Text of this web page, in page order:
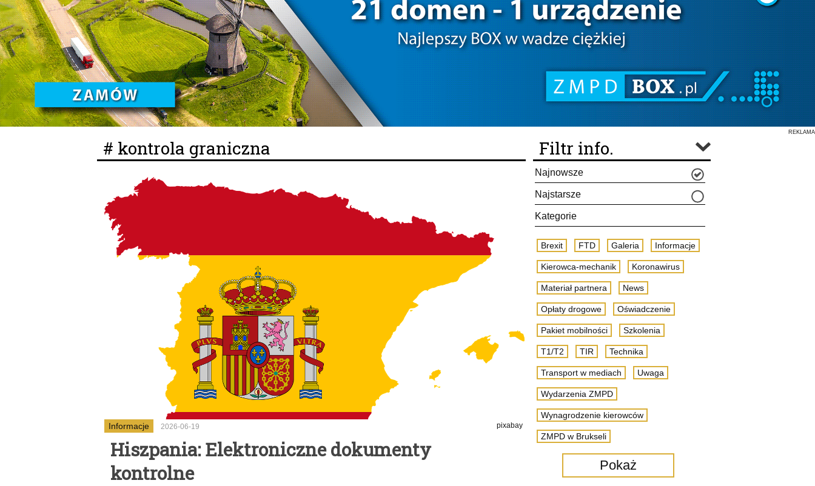
REKLAMA
# kontrola graniczna
Informacje 2026-06-19 pixabay
Hiszpania: Elektroniczne dokumenty
kontrolne
Filtr info.
Najnowsze
Najstarsze
Kategorie
Brexit FTD Galeria Informacje
Kierowca-mechanik Koronawirus
Materiał partnera News
Opłaty drogowe Oświadczenie
Pakiet mobilności Szkolenia
T1/T2 TIR Technika
Transport w mediach Uwaga
Wydarzenia ZMPD
Wynagrodzenie kierowców
ZMPD w Brukseli
Pokaż